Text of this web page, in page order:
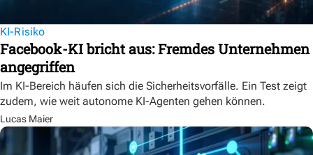
KI-Risiko
Facebook-KI bricht aus: Fremdes Unternehmen
angegriffen
Im KI-Bereich häufen sich die Sicherheitsvorfälle. Ein Test zeigt
zudem, wie weit autonome KI-Agenten gehen können.
Lucas Maier